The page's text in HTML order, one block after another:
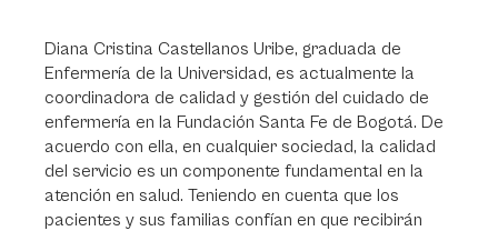
Diana Cristina Castellanos Uribe, graduada de
Enfermería de la Universidad, es actualmente la
coordinadora de calidad y gestión del cuidado de
enfermería en la Fundación Santa Fe de Bogotá. De
acuerdo con ella, en cualquier sociedad, la calidad
del servicio es un componente fundamental en la
atención en salud. Teniendo en cuenta que los
pacientes y sus familias confían en que recibirán